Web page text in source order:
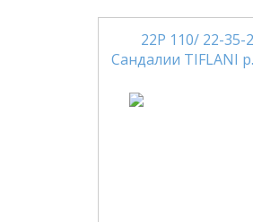
22Р 110/ 22-35-
Сандалии TIFLANI